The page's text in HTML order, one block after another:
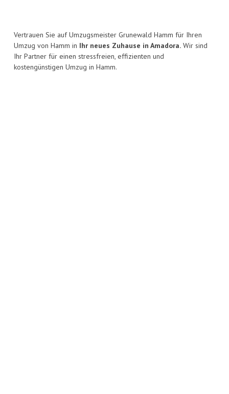
Vertrauen Sie auf Umzugsmeister Grunewald Hamm für Ihren
Umzug von Hamm in Ihr neues Zuhause in Amadora. Wir sind
Ihr Partner für einen stressfreien, effizienten und
kostengünstigen Umzug in Hamm.